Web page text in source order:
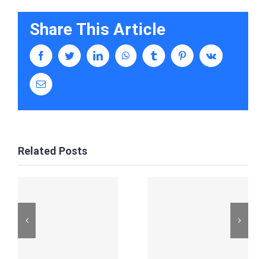
Share This Article
facebooktwitter linkedin whatsapptumblr pinterestvk
Email
Related Posts